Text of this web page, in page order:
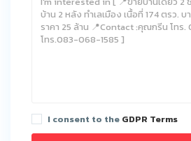
I consent to the GDPR Terms